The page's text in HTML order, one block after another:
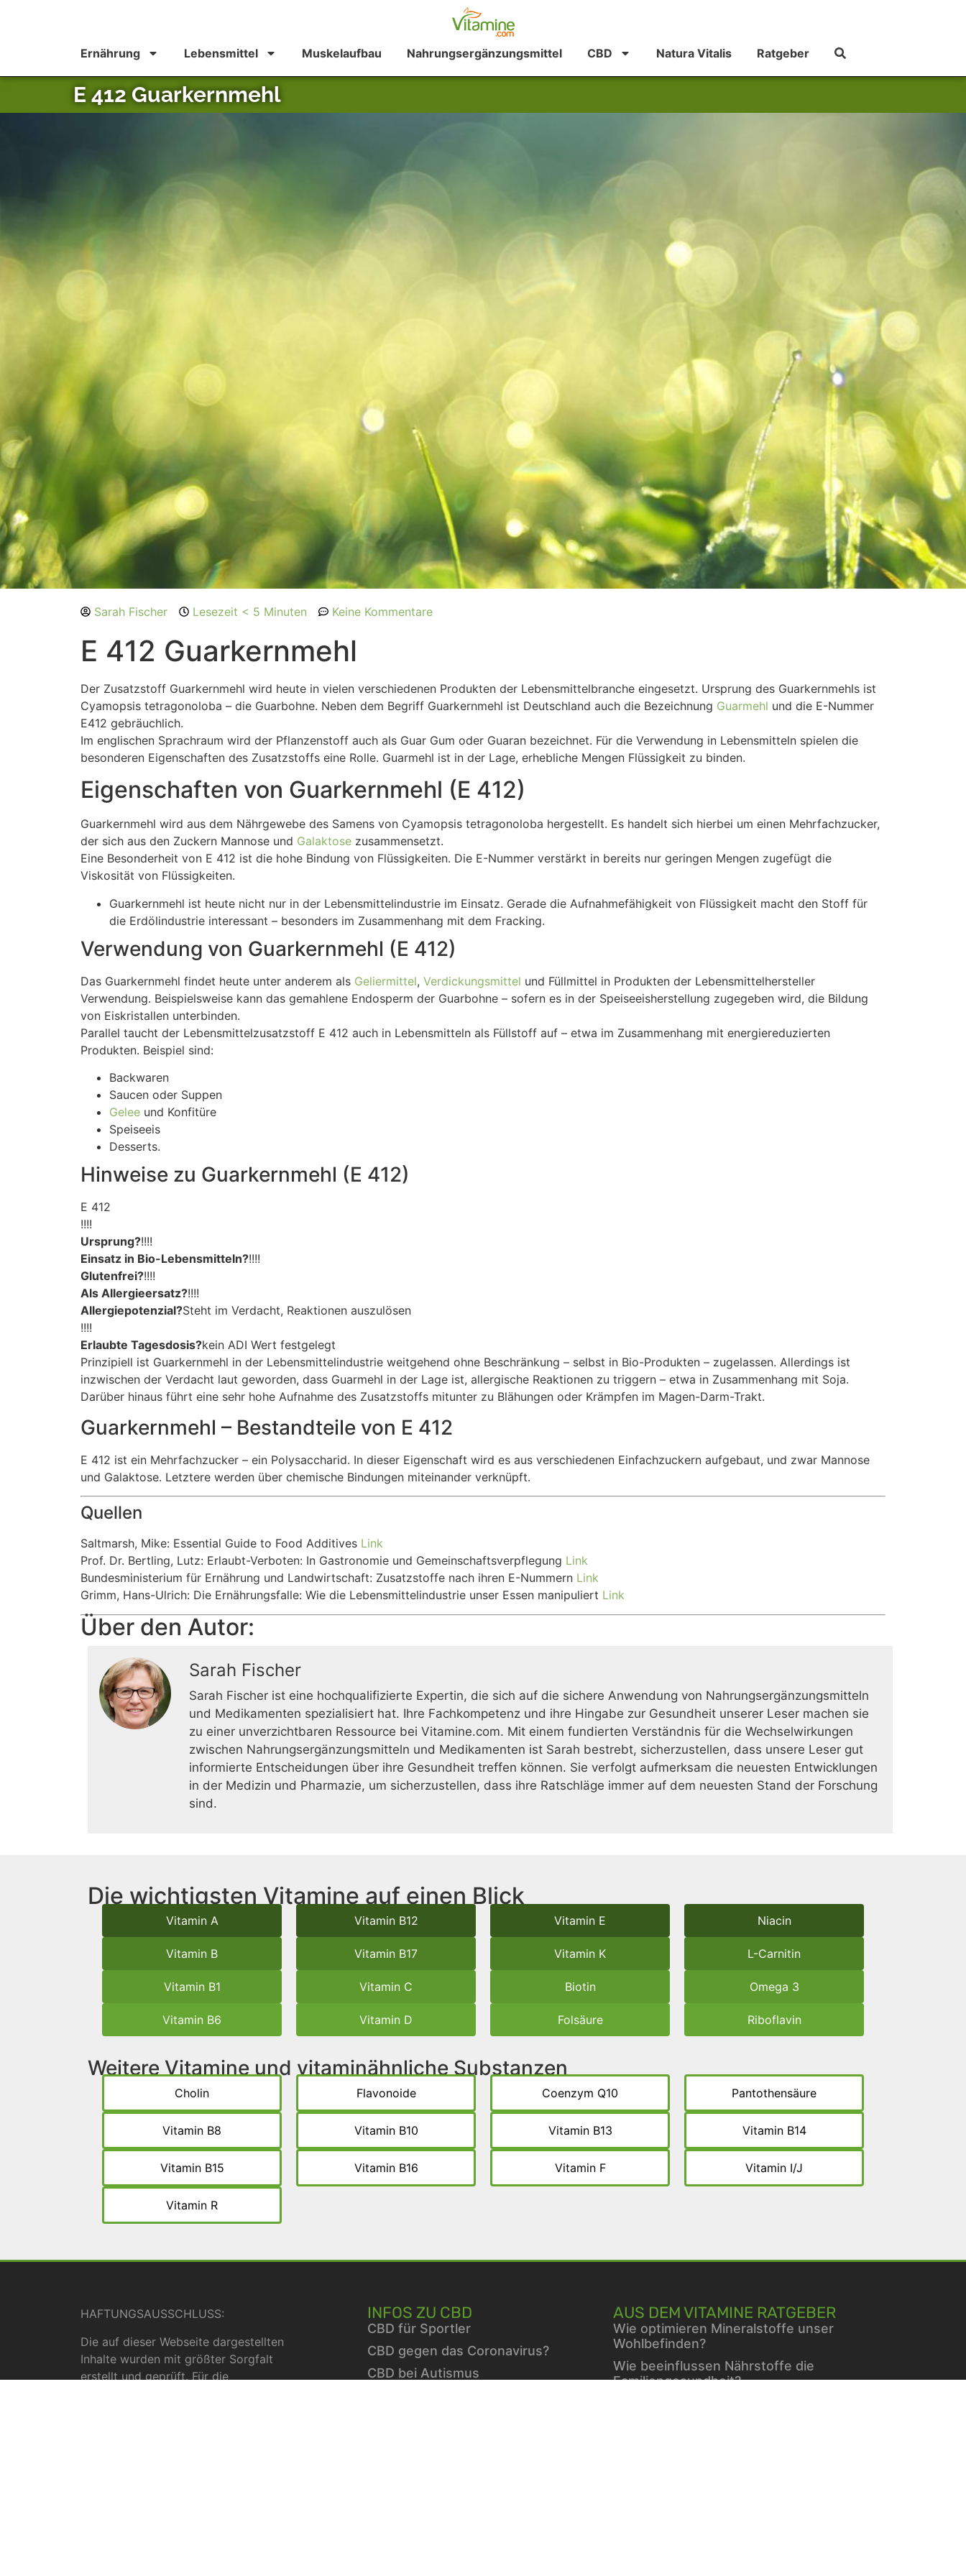
Ernährung Lebensmittel Muskelaufbau Nahrungsergänzungsmittel CBD Natura Vitalis Ratgeber
E 412 Guarkernmehl
Sarah Fischer Lesezeit < 5 Minuten Keine Kommentare
E 412 Guarkernmehl
Der Zusatzstoff Guarkernmehl wird heute in vielen verschiedenen Produkten der Lebensmittelbranche eingesetzt. Ursprung des Guarkernmehls ist
Cyamopsis tetragonoloba – die Guarbohne. Neben dem Begriff Guarkernmehl ist Deutschland auch die Bezeichnung Guarmehl und die E-Nummer
E412 gebräuchlich.
Im englischen Sprachraum wird der Pflanzenstoff auch als Guar Gum oder Guaran bezeichnet. Für die Verwendung in Lebensmitteln spielen die
besonderen Eigenschaften des Zusatzstoffs eine Rolle. Guarmehl ist in der Lage, erhebliche Mengen Flüssigkeit zu binden.
Eigenschaften von Guarkernmehl (E 412)
Guarkernmehl wird aus dem Nährgewebe des Samens von Cyamopsis tetragonoloba hergestellt. Es handelt sich hierbei um einen Mehrfachzucker,
der sich aus den Zuckern Mannose und Galaktose zusammensetzt.
Eine Besonderheit von E 412 ist die hohe Bindung von Flüssigkeiten. Die E-Nummer verstärkt in bereits nur geringen Mengen zugefügt die
Viskosität von Flüssigkeiten.
Guarkernmehl ist heute nicht nur in der Lebensmittelindustrie im Einsatz. Gerade die Aufnahmefähigkeit von Flüssigkeit macht den Stoff für
die Erdölindustrie interessant – besonders im Zusammenhang mit dem Fracking.
Verwendung von Guarkernmehl (E 412)
Das Guarkernmehl findet heute unter anderem als Geliermittel, Verdickungsmittel und Füllmittel in Produkten der Lebensmittelhersteller
Verwendung. Beispielsweise kann das gemahlene Endosperm der Guarbohne – sofern es in der Speiseeisherstellung zugegeben wird, die Bildung
von Eiskristallen unterbinden.
Parallel taucht der Lebensmittelzusatzstoff E 412 auch in Lebensmitteln als Füllstoff auf – etwa im Zusammenhang mit energiereduzierten
Produkten. Beispiel sind:
Backwaren
Saucen oder Suppen
Gelee und Konfitüre
Speiseeis
Desserts.
Hinweise zu Guarkernmehl (E 412)
E 412
!!!!
Ursprung?!!!!
Einsatz in Bio-Lebensmitteln?!!!!
Glutenfrei?!!!!
Als Allergieersatz?!!!!
Allergiepotenzial?Steht im Verdacht, Reaktionen auszulösen
!!!!
Erlaubte Tagesdosis?kein ADI Wert festgelegt
Prinzipiell ist Guarkernmehl in der Lebensmittelindustrie weitgehend ohne Beschränkung – selbst in Bio-Produkten – zugelassen. Allerdings ist
inzwischen der Verdacht laut geworden, dass Guarmehl in der Lage ist, allergische Reaktionen zu triggern – etwa in Zusammenhang mit Soja.
Darüber hinaus führt eine sehr hohe Aufnahme des Zusatzstoffs mitunter zu Blähungen oder Krämpfen im Magen-Darm-Trakt.
Guarkernmehl – Bestandteile von E 412
E 412 ist ein Mehrfachzucker – ein Polysaccharid. In dieser Eigenschaft wird es aus verschiedenen Einfachzuckern aufgebaut, und zwar Mannose
und Galaktose. Letztere werden über chemische Bindungen miteinander verknüpft.
Quellen
Saltmarsh, Mike: Essential Guide to Food Additives Link
Prof. Dr. Bertling, Lutz: Erlaubt-Verboten: In Gastronomie und Gemeinschaftsverpflegung Link
Bundesministerium für Ernährung und Landwirtschaft: Zusatzstoffe nach ihren E-Nummern Link
Grimm, Hans-Ulrich: Die Ernährungsfalle: Wie die Lebensmittelindustrie unser Essen manipuliert Link
Über den Autor:
Sarah Fischer
Sarah Fischer ist eine hochqualifizierte Expertin, die sich auf die sichere Anwendung von Nahrungsergänzungsmitteln
und Medikamenten spezialisiert hat. Ihre Fachkompetenz und ihre Hingabe zur Gesundheit unserer Leser machen sie
zu einer unverzichtbaren Ressource bei Vitamine.com. Mit einem fundierten Verständnis für die Wechselwirkungen
zwischen Nahrungsergänzungsmitteln und Medikamenten ist Sarah bestrebt, sicherzustellen, dass unsere Leser gut
informierte Entscheidungen über ihre Gesundheit treffen können. Sie verfolgt aufmerksam die neuesten Entwicklungen
in der Medizin und Pharmazie, um sicherzustellen, dass ihre Ratschläge immer auf dem neuesten Stand der Forschung
sind.
Die wichtigsten Vitamine auf einen Blick
Vitamin A
Vitamin B
Vitamin B1
Vitamin B6
Vitamin B12
Vitamin B17
Vitamin C
Vitamin D
Vitamin E
Vitamin K
Biotin
Folsäure
Niacin
L-Carnitin
Omega 3
Riboflavin
Weitere Vitamine und vitaminähnliche Substanzen
Cholin
Vitamin B8
Vitamin B15
Vitamin R
Flavonoide
Vitamin B10
Vitamin B16
Coenzym Q10
Vitamin B13
Vitamin F
Pantothensäure
Vitamin B14
Vitamin I/J
HAFTUNGSAUSSCHLUSS:
Die auf dieser Webseite dargestellten
Inhalte wurden mit größter Sorgfalt
erstellt und geprüft. Für die
INFOS ZU CBD
CBD für Sportler
CBD gegen das Coronavirus?
CBD bei Autismus
AUS DEM VITAMINE RATGEBER
Wie optimieren Mineralstoffe unser
Wohlbefinden?
Wie beeinflussen Nährstoffe die
Familiengesundheit?